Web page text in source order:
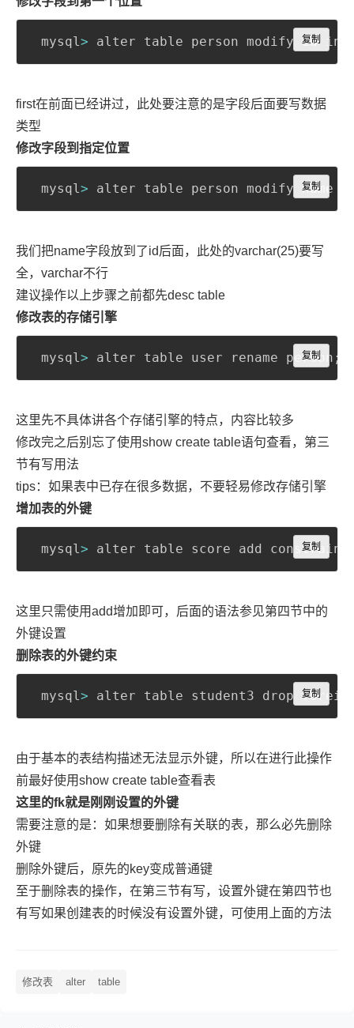
mysql> alter table person modify id
复制
Copy
first在前面已经讲过，此处要注意的是字段后面要写数据
类型
修改字段到指定位置
mysql> alter table person modify name
复制
Copy
我们把name字段放到了id后面，此处的varchar(25)要写
全，varchar不行
建议操作以上步骤之前都先desc table
修改表的存储引擎
mysql> alter table user rename person ;
复制
Copy
这里先不具体讲各个存储引擎的特点，内容比较多
修改完之后别忘了使用show create table语句查看，第三
节有写用法
tips：如果表中已存在很多数据，不要轻易修改存储引擎
增加表的外键
mysql> alter table score add 复制
Copy
这里只需使用add增加即可，后面的语法参见第四节中的
外键设置
删除表的外键约束
mysql> alter table student3 drop 复制
Copy
由于基本的表结构描述无法显示外键，所以在进行此操作
前最好使用show create table查看表
这里的fk就是刚刚设置的外键
需要注意的是：如果想要删除有关联的表，那么必先删除
外键
删除外键后，原先的key变成普通键
至于删除表的操作，在第三节有写，设置外键在第四节也
有写如果创建表的时候没有设置外键，可使用上面的方法
修改表 alter table